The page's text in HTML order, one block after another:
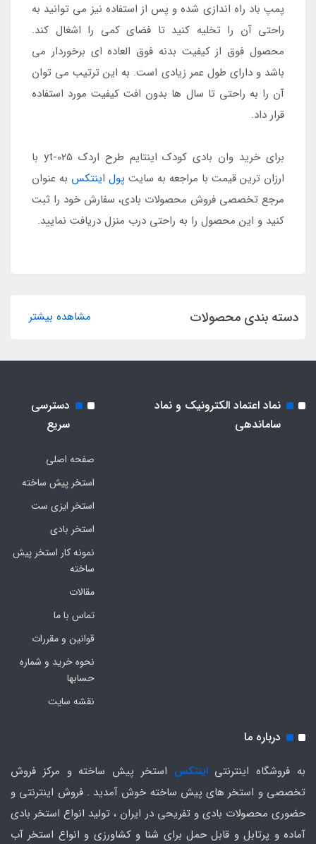
پمپ باد راه اندازی شده و پس از استفاده نیز می توانید به
راحتی آن را تخلیه کنید تا فضای کمی را اشغال کند.
محصول فوق از کیفیت بدنه فوق العاده ای برخوردار می
باشد و دارای طول عمر زیادی است. به این ترتیب می توان
آن را به راحتی تا سال ها بدون افت کیفیت مورد استفاده
قرار داد.
برای خرید وان بادی کودک اینتایم طرح اردک yt-025 با
ارزان ترین قیمت با مراجعه به سایت پول اینتکس به عنوان
مرجع تخصصی فروش محصولات بادی، سفارش خود را ثبت
کنید و این محصول را به راحتی درب منزل دریافت نمایید.
دسته بندی محصولات مشاهده بیشتر
نماد اعتماد الکترونیک و نماد
ساماندهی
دسترسی
سریع
صفحه اصلی
استخر پیش ساخته
استخر ایزی ست
استخر بادی
نمونه کار استخر پیش
ساخته
مقالات
تماس با ما
قوانین و مقررات
نحوه خرید و شماره
حسابها
نقشه سایت
درباره ما
به فروشگاه اینترنتیاینتکس استخر پیش ساخته و مرکز فروش
تخصصی و استخر های پیش ساخته خوش آمدید . فروش اینترنتی و
حضوری محصولات بادی و تفریحی در ایران ، تولید انواع استخر بادی
آماده و پرتابل و قابل حمل برای شنا و کشاورزی و انواع استخر آب